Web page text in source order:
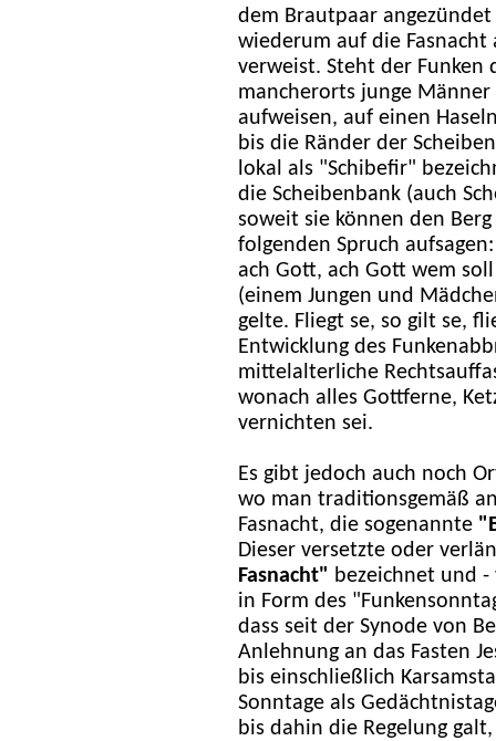
dem Brautpaar
wiederum auf die
verweist. Steht der Funken
mancherorts junge
aufweisen, auf einen
bis die Ränder der
lokal als "Schibefir"
die Scheibenbank (auch
soweit sie können den
folgenden Spruch
ach Gott, ach Gott wem
(einem Jungen und
gelte. Fliegt se, so gilt se,
Entwicklung des
mittelalterliche
wonach alles Gottferne,
vernichten sei.
Es gibt jedoch auch noch
wo man traditionsgemäß
Fasnacht, die sogenannte
Dieser versetzte oder
Fasnacht" bezeichnet und
in Form des
dass seit der Synode von
Anlehnung an das Fasten
bis einschließlich
Sonntage als
bis dahin die Regelung